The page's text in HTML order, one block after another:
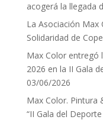
acogerá la llegada
La Asociación Max
Solidaridad de
Max Color entregó
2026 en la II Gala
03/06/2026
Max Color. Pintura
“II Gala del